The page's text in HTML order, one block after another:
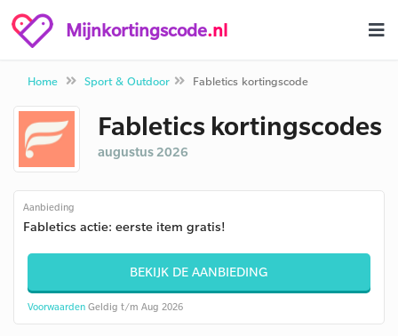
Mijnkortingscode.nl
Home Sport & Outdoor Fabletics kortingscode
Fabletics kortingscodes
augustus 2026
Aanbieding
Fabletics actie: eerste item gratis!
BEKIJK DE AANBIEDING
Voorwaarden Geldig t/m Aug 2026